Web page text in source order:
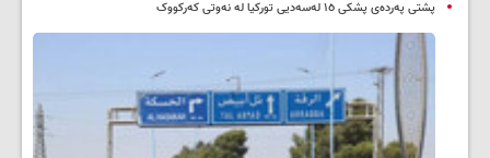
پشتی پەردەی پشکی ١٥ لەسەدیی تورکیا لە نەوتی کەرکووک